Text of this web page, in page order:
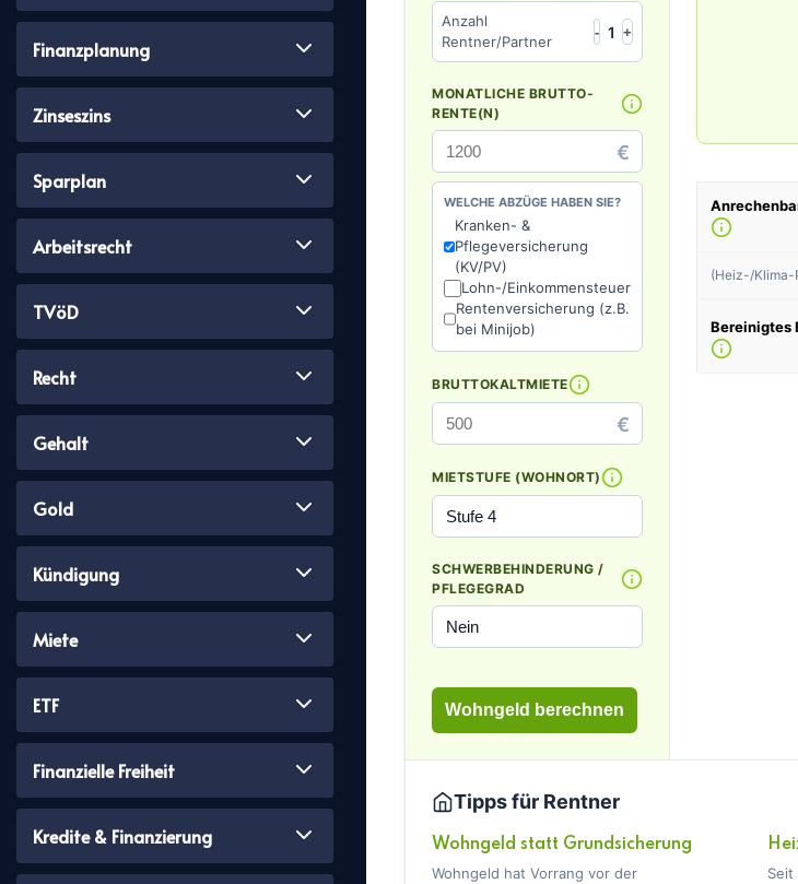
Finanzplanung
Zinseszins
Sparplan
Arbeitsrecht
TVöD
Recht
Gehalt
Gold
Kündigung
Miete
ETF
Finanzielle Freiheit
Kredite & Finanzierung
Anzahl
Rentner/Partner
- 1 +
MONATLICHE BRUTTO-
RENTE(N)
€
WELCHE ABZÜGE HABEN SIE?
Kranken- &
Pflegeversicherung
(KV/PV)
Lohn-/Einkommensteuer
Rentenversicherung (z.B.
bei Minijob)
BRUTTOKALTMIETE
€
MIETSTUFE (WOHNORT)
SCHWERBEHINDERUNG /
PFLEGEGRAD
Wohngeld berechnen
(Heiz-/Klima-
Bereinigtes
Tipps für Rentner
Wohngeld statt Grundsicherung
Wohngeld hat Vorrang vor der
Seit